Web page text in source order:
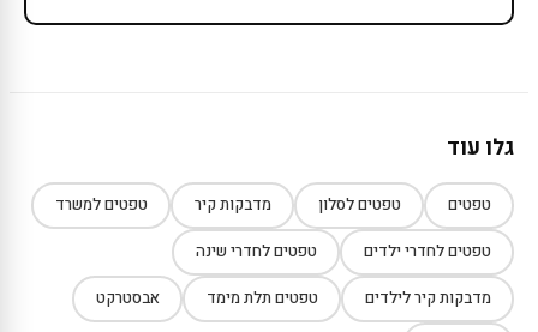
גלו עוד
טפטים טפטים לסלון מדבקות קיר טפטים למשרד
טפטים לחדרי ילדים טפטים לחדרי שינה
מדבקות קיר לילדים טפטים תלת מימד אבסטרקט